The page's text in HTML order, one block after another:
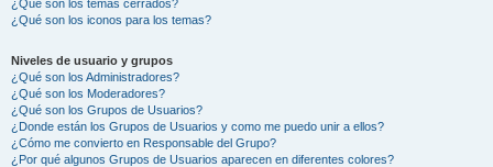
¿Qué son los temas cerrados?
¿Qué son los iconos para los temas?
Niveles de usuario y grupos
¿Qué son los Administradores?
¿Qué son los Moderadores?
¿Qué son los Grupos de Usuarios?
¿Donde están los Grupos de Usuarios y como me puedo unir a ellos?
¿Cómo me convierto en Responsable del Grupo?
¿Por qué algunos Grupos de Usuarios aparecen en diferentes colores?